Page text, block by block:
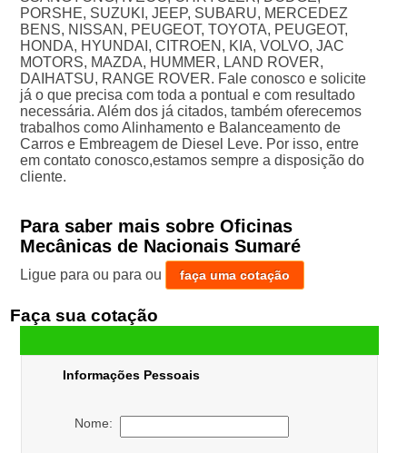
PORSHE, SUZUKI, JEEP, SUBARU, MERCEDEZ
BENS, NISSAN, PEUGEOT, TOYOTA, PEUGEOT,
HONDA, HYUNDAI, CITROEN, KIA, VOLVO, JAC
MOTORS, MAZDA, HUMMER, LAND ROVER,
DAIHATSU, RANGE ROVER. Fale conosco e solicite
já o que precisa com toda a pontual e com resultado
necessária. Além dos já citados, também oferecemos
trabalhos como Alinhamento e Balanceamento de
Carros e Embreagem de Diesel Leve. Por isso, entre
em contato conosco,estamos sempre a disposição do
cliente.
Para saber mais sobre Oficinas
Mecânicas de Nacionais Sumaré
Ligue para ou para ou faça uma cotação
Faça sua cotação
Informações Pessoais
Nome: